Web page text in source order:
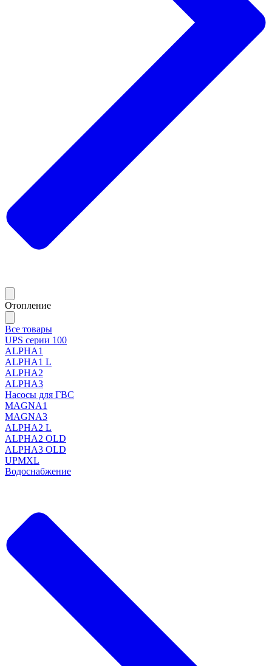
Отопление
Все товары
UPS серии 100
ALPHA1
ALPHA1 L
ALPHA2
ALPHA3
Насосы для ГВС
MAGNA1
MAGNA3
ALPHA2 L
ALPHA2 OLD
ALPHA3 OLD
UPMXL
Водоснабжение